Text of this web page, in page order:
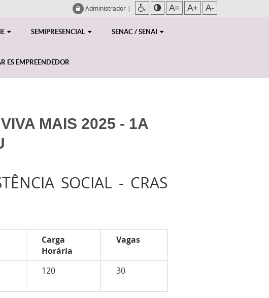
Administrador | A= A+ A-
SEMIPRESENCIAL SENAC / SENAI
ES EMPREENDEDOR
MAIS 2025 - 1A
SOCIAL - CRAS
Carga
Horária
Vagas
120 30